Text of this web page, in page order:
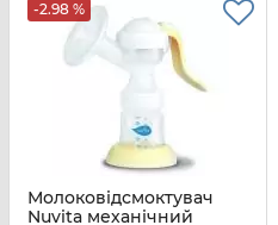
-2.98 %
Молоковідсмоктувач
Nuvita механічний